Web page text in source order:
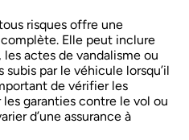
risques offre une
Elle peut inclure
actes de vandalisme ou
par le véhicule lorsqu’il
de vérifier les
garanties contre le vol ou
d’une assurance à